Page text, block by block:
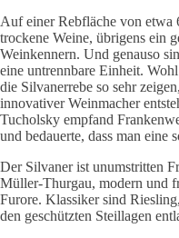
Auf einer Rebfläche von etwa
trockene Weine, übrigens ein
Weinkennern. Und genauso
eine untrennbare Einheit.
die Silvanerrebe so sehr
innovativer Weinmacher
Tucholsky empfand
und bedauerte, dass man
Der Silvaner ist unumstritten
Müller-Thurgau, modern und
Furore. Klassiker sind
den geschützten Steillagen